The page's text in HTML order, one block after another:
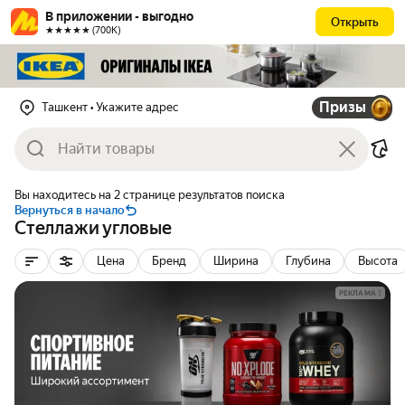
В приложении - выгодно
★★★★★ (700К)
Открыть
Ташкент • Укажите адрес Призы
Вы находитесь на 2 странице результатов поиска
Вернуться в начало
Стеллажи угловые
Цена Бренд Ширина Глубина Высота
РЕКЛАМА